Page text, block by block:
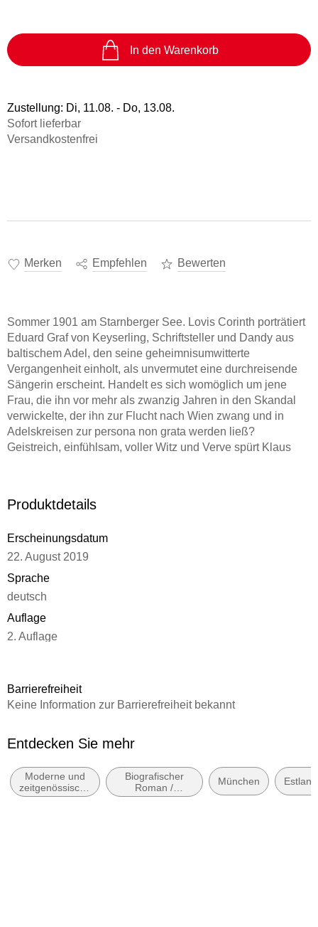
In den Warenkorb
Zustellung: Di, 11.08. - Do, 13.08.
Sofort lieferbar
Versandkostenfrei
Merken Empfehlen Bewerten
Sommer 1901 am Starnberger See. Lovis Corinth porträtiert
Eduard Graf von Keyserling, Schriftsteller und Dandy aus
baltischem Adel, den seine geheimnisumwitterte
Vergangenheit einholt, als unvermutet eine durchreisende
Sängerin erscheint. Handelt es sich womöglich um jene
Frau, die ihn vor mehr als zwanzig Jahren in den Skandal
verwickelte, der ihn zur Flucht nach Wien zwang und in
Adelskreisen zur persona non grata werden ließ?
Geistreich, einfühlsam, voller Witz und Verve spürt Klaus
wurde, der den Zerfall der eigenen Klasse mit Melancholie
Produktdetails
Erscheinungsdatum
22. August 2019
Sprache
deutsch
Auflage
2. Auflage
Reihe
Autor/Autorin
Verlag/Hersteller
Kiepenheuer & Witsch GmbH
Barrierefreiheit
Keine Information zur Barrierefreiheit bekannt
Entdecken Sie mehr
Moderne und
zeitgenössische
Belletristik:
Biografischer
Roman /
Autobiografischer
München Estland